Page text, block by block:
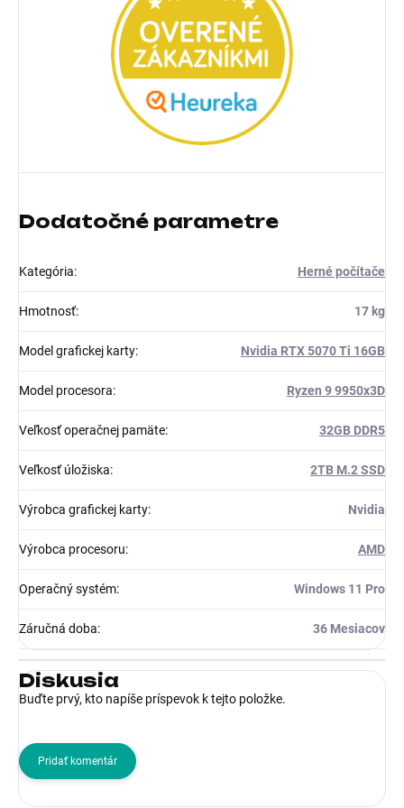
Dodatočné parametre
Kategória: Herné počítače
Hmotnosť: 17 kg
Model grafickej karty: Nvidia RTX 5070 Ti 16GB
Model procesora: Ryzen 9 9950x3D
Veľkosť operačnej pamäte: 32GB DDR5
Veľkosť úložiska: 2TB M.2 SSD
Výrobca grafickej karty: Nvidia
Výrobca procesoru: AMD
Operačný systém: Windows 11 Pro
Záručná doba: 36 Mesiacov
Diskusia
Buďte prvý, kto napíše príspevok k tejto položke.
Pridať komentár